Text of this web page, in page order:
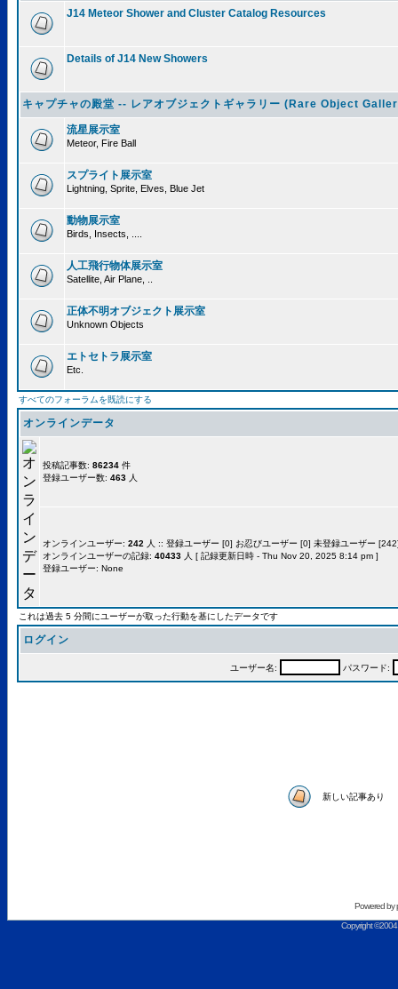
J14 Meteor Shower and Cluster Catalog Resources
Details of J14 New Showers
キャプチャの殿堂 -- レアオブジェクトギャラリー (Rare Object
流星展示室
Meteor, Fire Ball
スプライト展示室
Lightning, Sprite, Elves, Blue Jet
動物展示室
Birds, Insects, ....
人工飛行物体展示室
Satellite, Air Plane, ..
正体不明オブジェクト展示室
Unknown Objects
エトセトラ展示室
Etc.
すべてのフォーラムを既読にする
オンラインデータ
投稿記事数: 86234 件
登録ユーザー数: 463 人
オンラインユーザー: 242 人 :: 登録ユーザー [0] お忍びユーザー [0] 未登録ユーザー
オンラインユーザーの記録: 40433 人 [ 記録更新日時 - Thu Nov 20, 2025 8:14 pm ]
登録ユーザー: None
これは過去 5 分間にユーザーが取った行動を基にしたデータです
ログイン
ユーザー名: パスワード:
新しい記事あり
Powered by
Copyright ©2004